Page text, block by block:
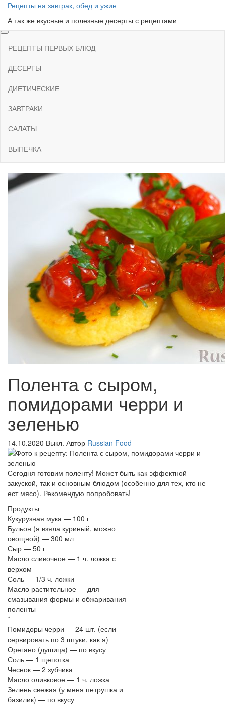
Skip
the
content
Рецепты на завтрак, обед и ужин
А так же вкусные и полезные десерты с рецептами
РЕЦЕПТЫ ПЕРВЫХ БЛЮД
ДЕСЕРТЫ
ДИЕТИЧЕСКИЕ
ЗАВТРАКИ
САЛАТЫ
ВЫПЕЧКА
Полента с сыром,
помидорами черри и
зеленью
14.10.2020 Выкл. Автор Russian Food
Сегодня готовим поленту! Может быть как эффектной
закуской, так и основным блюдом (особенно для тех, кто не
ест мясо). Рекомендую попробовать!
Продукты
Кукурузная мука — 100 г
Бульон (я взяла куриный, можно
овощной) — 300 мл
Сыр — 50 г
Масло сливочное — 1 ч. ложка с
верхом
Соль — 1/3 ч. ложки
Масло растительное — для
смазывания формы и обжаривания
поленты
*
Помидоры черри — 24 шт. (если
сервировать по 3 штуки, как я)
Орегано (душица) — по вкусу
Соль — 1 щепотка
Чеснок — 2 зубчика
Масло оливковое — 1 ч. ложка
Зелень свежая (у меня петрушка и
базилик) — по вкусу